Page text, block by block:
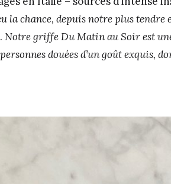
la chance, depuis notre plus tendre
. Notre griffe Du Matin au Soir est
douées d’un goût exquis,